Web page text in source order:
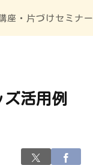
座・片づけセミナー
活用例